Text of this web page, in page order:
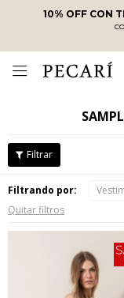
10% OFF CON

Filtrando por:
Quitar filtros